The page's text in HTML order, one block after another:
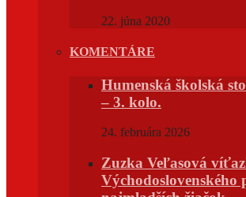
22. júna 2020
KOMENTÁRE
Humenská školská
– 3. kolo.
24. februára 2026
Zuzka Veľasová
Východoslovenského